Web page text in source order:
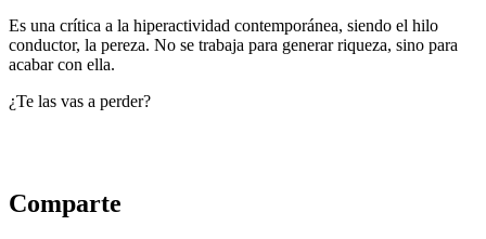
Es una crítica a la hiperactividad contemporánea, siendo el hilo
conductor, la pereza. No se trabaja para generar riqueza, sino para
acabar con ella.
¿Te las vas a perder?
Comparte